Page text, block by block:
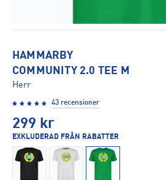
HAMMARBY
COMMUNITY 2.0 TEE M
Herr
43 recensioner
299 kr
EXKLUDERAD FRÅN RABATTER